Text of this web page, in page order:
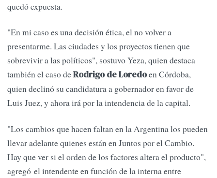
quedó expuesta.
"En mi caso es una decisión ética, el no volver a
presentarme. Las ciudades y los proyectos tienen que
sobrevivir a las políticos", sostuvo Yeza, quien destaca
también el caso deRodrigo de Loredoen Córdoba,
quien declinó su candidatura a gobernador en favor de
Luis Juez, y ahora irá por la intendencia de la capital.
"Los cambios que hacen faltan en la Argentina los pueden
llevar adelante quienes están en Juntos por el Cambio.
Hay que ver si el orden de los factores altera el producto",
agregó el intendente en función de la interna entre